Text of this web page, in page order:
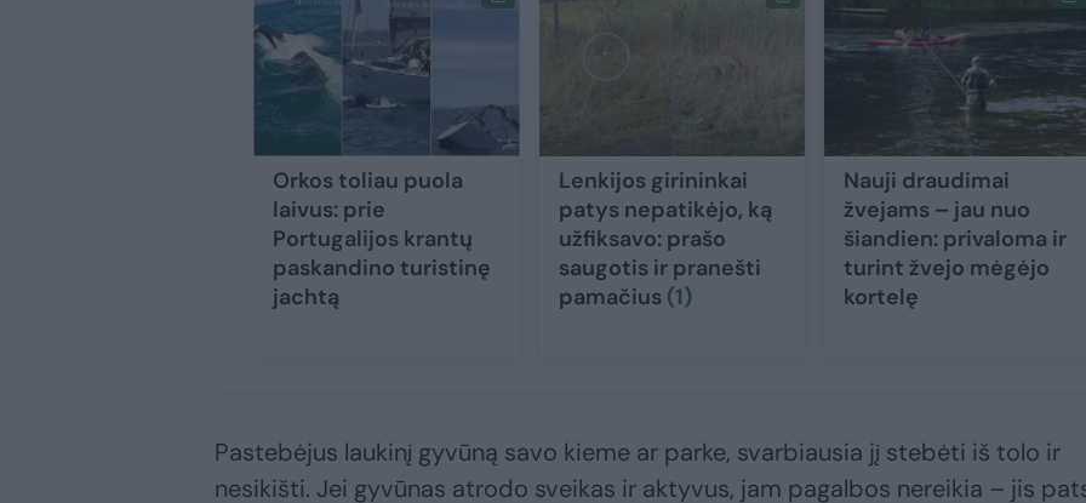
Orkos toliau puola
laivus: prie
Portugalijos krantų
paskandino turistinę
jachtą
Lenkijos girininkai
patys nepatikėjo, ką
užfiksavo: prašo
saugotis ir pranešti
pamačius (1)
Nauji draudimai
žvejams – jau nuo
šiandien: privaloma ir
turint žvejo mėgėjo
kortelę
Pastebėjus laukinį gyvūną savo kieme ar parke, svarbiausia jį stebėti iš tolo ir
nesikišti. Jei gyvūnas atrodo sveikas ir aktyvus, jam pagalbos nereikia – jis